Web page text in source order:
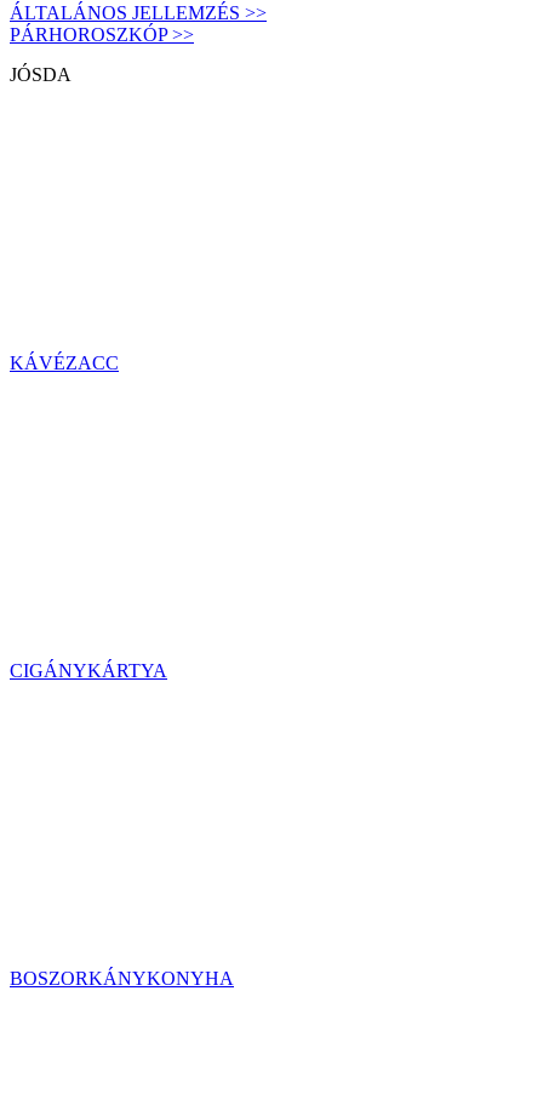
ÁLTALÁNOS JELLEMZÉS >>
PÁRHOROSZKÓP >>
JÓSDA
KÁVÉZACC
CIGÁNYKÁRTYA
BOSZORKÁNYKONYHA